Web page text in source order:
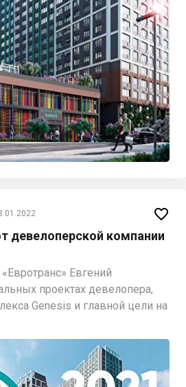
девелоперской компании
Евгений
проектах девелопера,
Genesis и главной цели на
